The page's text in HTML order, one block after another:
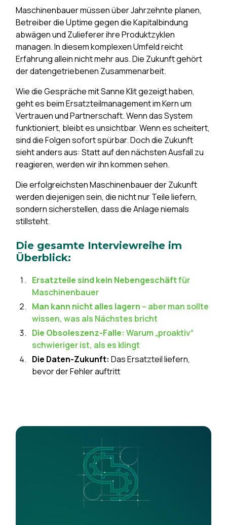
Maschinenbauer müssen über Jahrzehnte planen,
Betreiber die Uptime gegen die Kapitalbindung
abwägen und Zulieferer ihre Produktzyklen
managen. In diesem komplexen Umfeld reicht
Erfahrung allein nicht mehr aus. Die Zukunft gehört
der datengetriebenen Zusammenarbeit.
Wie die Gespräche mit Sanne Klit gezeigt haben,
geht es beim Ersatzteilmanagement im Kern um
Vertrauen und Partnerschaft. Wenn das System
funktioniert, bleibt es unsichtbar. Wenn es scheitert,
sind die Folgen sofort spürbar. Doch die Zukunft
sieht anders aus: Statt auf den nächsten Ausfall zu
reagieren, werden wir ihn kommen sehen.
Die erfolgreichsten Maschinenbauer der Zukunft
werden diejenigen sein, die nicht nur Teile liefern,
sondern sicherstellen, dass die Anlage niemals
stillsteht.
Die gesamte Interviewreihe im
Überblick:
Ersatzteile sind kein Nebengeschäftfür
Maschinenbauer
Man kann nicht alles lagern – aber man sollte
wissen, was als Nächstes bricht
Die Obsoleszenz-Falle: Warum „proaktiv“
schwieriger ist, als es klingt
Die Daten-Zukunft: Das Ersatzteil liefern,
bevor der Fehler auftritt